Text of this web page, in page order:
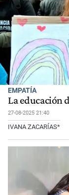
EMPATÍA
La educación
27-08-2025 21:40
IVANA ZACARÍAS*